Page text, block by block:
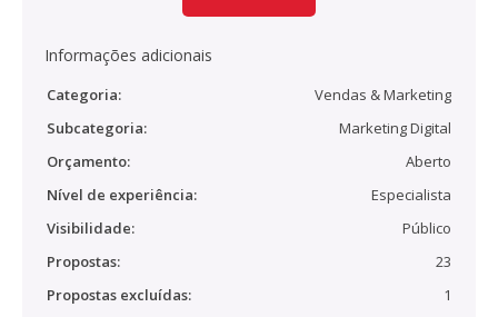
Informações adicionais
Categoria:
Vendas & Marketing
Subcategoria:
Marketing Digital
Orçamento:
Aberto
Nível de experiência:
Especialista
Visibilidade:
Público
Propostas:
23
Propostas excluídas:
1